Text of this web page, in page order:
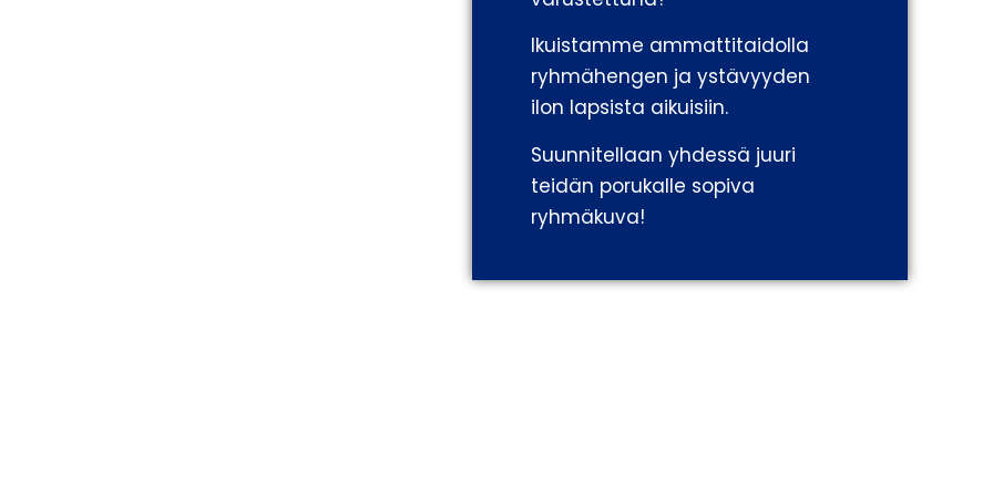
Ikuistamme ammattitaidolla
ryhmähengen ja ystävyyden
ilon lapsista aikuisiin.
Suunnitellaan yhdessä juuri
teidän porukalle sopiva
ryhmäkuva!